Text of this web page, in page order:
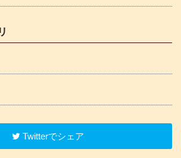
Twitterでシェア